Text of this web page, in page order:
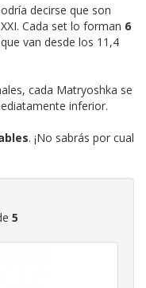
decirse que son
Cada set lo forman 6
van desde los 11,4
cada Matryoshka se
inferior.
. ¡No sabrás por cual
5